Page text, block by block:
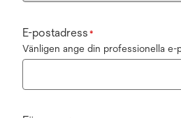
E-postadress *
Vänligen ange din professionella e-